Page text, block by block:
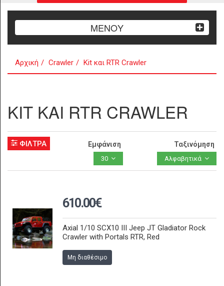
ΜΕΝΟΥ
Αρχική Crawler Kit και RTR Crawler
KIT ΚΑΙ RTR CRAWLER
ΦΙΛΤΡΑ Εμφάνιση
30
Ταξινόμηση
Αλφαβητικά
610.00€
Axial 1/10 SCX10 III Jeep JT Gladiator Rock
Crawler with Portals RTR, Red
Μη διαθέσιμο